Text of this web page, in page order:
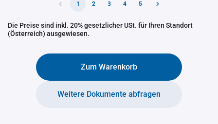
1 2 3 4 5
Die Preise sind inkl. 20% gesetzlicher USt. für Ihren Standort
(Österreich) ausgewiesen.
Zum Warenkorb
Weitere Dokumente abfragen